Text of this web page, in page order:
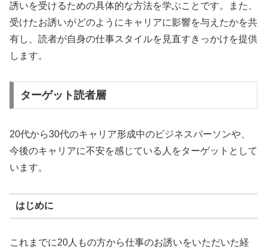
誘いを受けるための具体的な方法を学ぶことです。また、
受けたお誘いがどのようにキャリアに影響を与えたかを共
有し、読者が自身の仕事スタイルを見直すきっかけを提供
します。
ターゲット読者層
20代から30代のキャリア形成中のビジネスパーソンや、
今後のキャリアに不安を感じている人をターゲットとして
います。
はじめに
これまでに20人もの方から仕事のお誘いをいただいた経